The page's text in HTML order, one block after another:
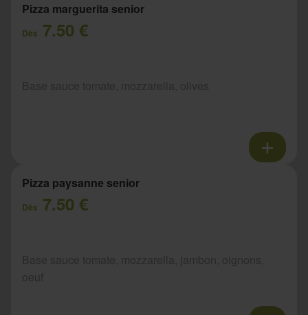
Pizza marguerita senior
Dès 7.50 €
Pizza paysanne senior
Dès 7.50 €